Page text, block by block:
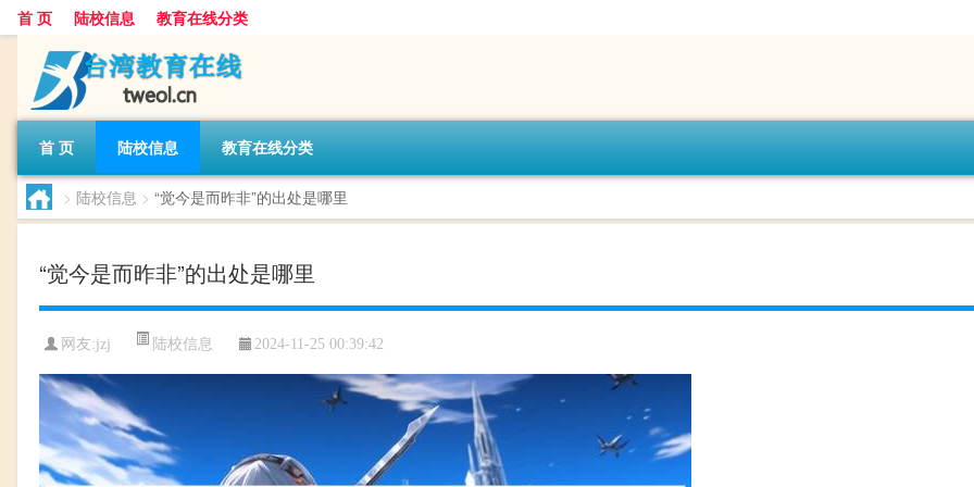
首 页 陆校信息 教育在线分类
首 页 陆校信息 教育在线分类
> 陆校信息 > “觉今是而昨非”的出处是哪里
“觉今是而昨非”的出处是哪里
网友:jzj 陆校信息 2024-11-25 00:39:42